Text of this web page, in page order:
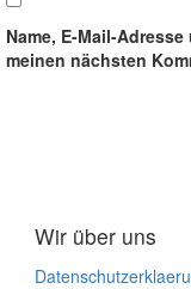
Name, E-Mail-
meinen nächsten
Wir über uns